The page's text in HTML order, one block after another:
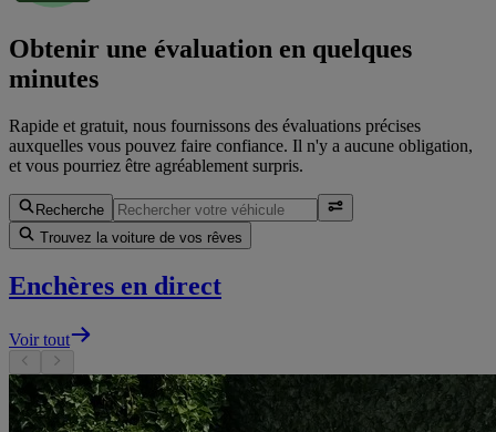
Obtenir une évaluation en quelques
minutes
Rapide et gratuit, nous fournissons des évaluations précises
auxquelles vous pouvez faire confiance. Il n'y a aucune obligation,
et vous pourriez être agréablement surpris.
Recherche
Trouvez la voiture de vos rêves
Enchères en direct
Voir tout